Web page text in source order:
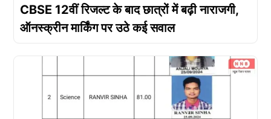
CBSE 12वीं रिजल्ट के बाद छात्रों में बढ़ी नाराजगी,
ऑनस्क्रीन मार्किंग पर उठे कई सवाल